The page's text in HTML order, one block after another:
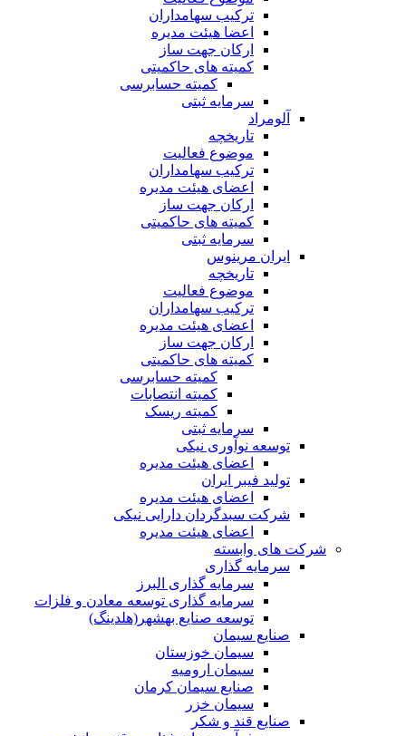
ترکیب سهامداران
اعضا هیئت مدیره
ارکان جهت ساز
کمیته های حاکمیتی
کمیته حسابرسی
سرمایه ثبتی
آلومراد
تاریخچه
موضوع فعالیت
ترکیب سهامداران
اعضای هیئت مدیره
ارکان جهت ساز
کمیته های حاکمیتی
سرمایه ثبتی
ایران مرینوس
تاریخچه
موضوع فعالیت
ترکیب سهامداران
اعضای هیئت مدیره
ارکان جهت ساز
کمیته های حاکمیتی
کمیته حسابرسی
کمیته انتصابات
کمیته ریسک
سرمایه ثبتی
توسعه نوآوری نیکی
اعضای هیئت مدیره
تولید فیبر ایران
اعضای هیئت مدیره
شرکت سبدگردان دارایی نیکی
اعضای هیئت مدیره
شرکت های وابسته
سرمایه گذاری
سرمایه گذاری البرز
سرمایه گذاری توسعه معادن و فلزات
توسعه‌ صنایع‌ بهشهر(هلدینگ)
صنایع سیمان
سیمان خوزستان
سیمان ارومیه
صنایع سیمان کرمان
سیمان خزر
صنایع قند و شکر